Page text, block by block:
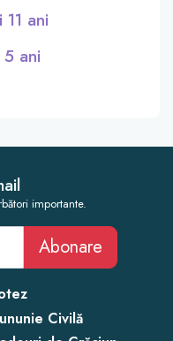
ani
ani
importante.
Abonare
Civilă